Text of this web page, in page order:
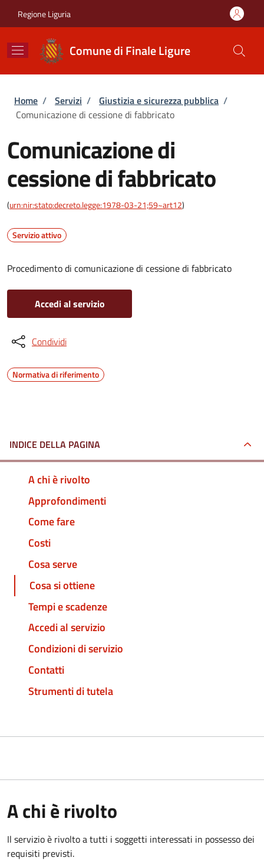
Regione Liguria
Comune di Finale Ligure
Briciole di pane
Home / Servizi / Giustizia e sicurezza pubblica /
Comunicazione di cessione di fabbricato
Comunicazione di
cessione di fabbricato
(urn:nir:stato:decreto.legge:1978-03-21;59~art12)
Servizio attivo
Procedimento di comunicazione di cessione di fabbricato
Accedi al servizio
Condividi
Normativa di riferimento
INDICE DELLA PAGINA
A chi è rivolto
Approfondimenti
Come fare
Costi
Cosa serve
Cosa si ottiene
Tempi e scadenze
Accedi al servizio
Condizioni di servizio
Contatti
Strumenti di tutela
A chi è rivolto
Il servizio è rivolto a tutti i soggetti interessati in possesso dei
requisiti previsti.